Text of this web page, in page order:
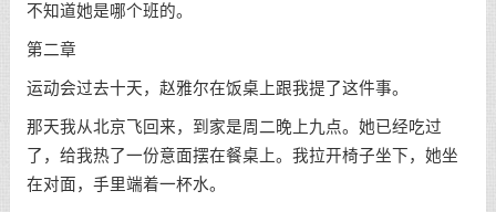
不知道她是哪个班的。
第二章
运动会过去十天，赵雅尔在饭桌上跟我提了这件事。
那天我从北京飞回来，到家是周二晚上九点。她已经吃过
了，给我热了一份意面摆在餐桌上。我拉开椅子坐下，她坐
在对面，手里端着一杯水。